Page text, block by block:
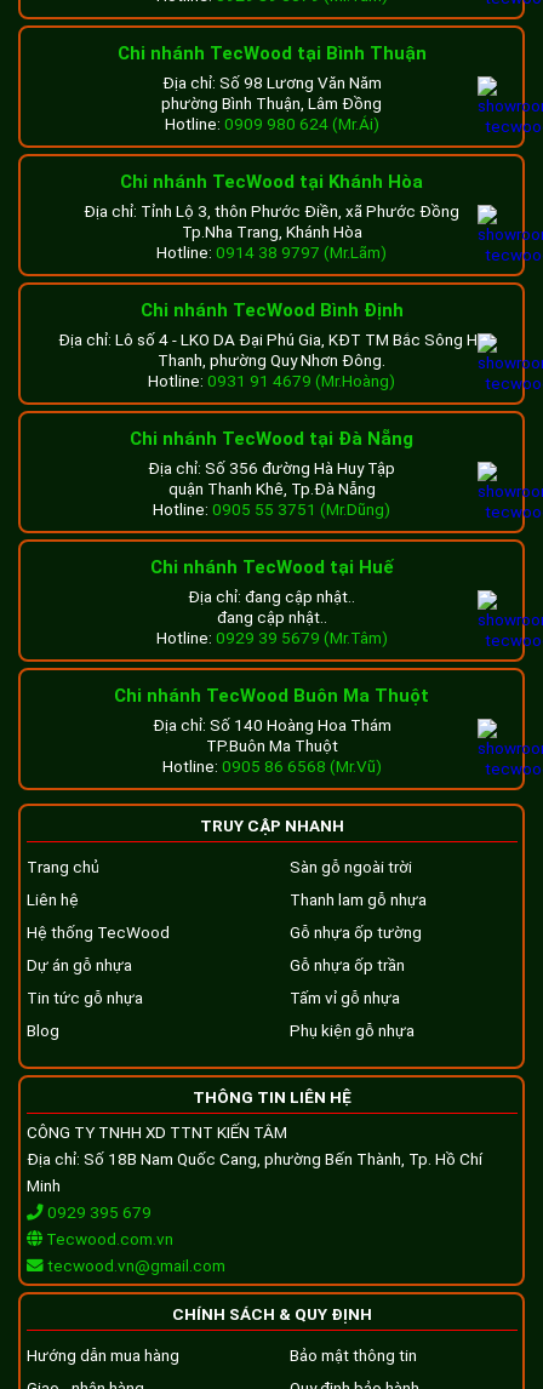
Sản phẩm gỗ nhựa TecWood sử dụng thi công lam che
nắng sân thượng tại dự án Cityland Park Hills Gò Vấp bao
Thanh lam gỗ nhựa mãTWR35
quy cách
35x100x3600mm
Trụ cột gỗ nhựa mãTWE150quy cách
150x150x36000mm
Các sản phẩm được lựa chọn đều có màu cedar (màu vàng
gỗ), gam màu sáng trên tông nền trắng của các căn biệt
thự góp phần gia tăng sự sang trọng và đẳng cấp. Chính
nhờ sở hữu vẻ đẹp tuyệt mỹ của kiến trúc châu âu tân cổ
điển pha lẫn hiện đại, nên dự án nhận được nhiều sự quan
tâm của khách hàng muốn tìm nơi an cư lý tưởng và thể
hiện vị thế thượng lưu của mình trong xã hội.
Một số hình ảnh thực tế của công trình sau
khi hoàn thiện
Dưới đây là một số hình ảnh thực tế thi công lam che nắng
sân thượng bằng gỗ nhựa TecWood tại dự án Cityland Park
Hills Gò Vấp:
Lam che nắng sân thượng màu Cedar rất phù hợp với kiến
trúc tân cổ điển của công trình
Hệ lam che nắng sân thượng vừa có tác dụng chắn nắng
Chi nhánh TecWood tại Bình Thuận
Địa chỉ: Số 98 Lương Văn Năm
phường Bình Thuận, Lâm Đồng
Hotline: 0909 980 624 (Mr.Ái)
Chi nhánh TecWood tại Khánh Hòa
Địa chỉ: Tỉnh Lộ 3, thôn Phước Điền, xã Phước Đồng
Tp.Nha Trang, Khánh Hòa
Hotline: 0914 38 9797 (Mr.Lãm)
Chi nhánh TecWood Bình Định
Địa chỉ: Lô số 4 - LKO DA Đại Phú Gia, KĐT TM Bắc Sông Hà
Thanh, phường Quy Nhơn Đông.
Hotline: 0931 91 4679 (Mr.Hoàng)
Chi nhánh TecWood tại Đà Nẵng
Địa chỉ: Số 356 đường Hà Huy Tập
quận Thanh Khê, Tp.Đà Nẵng
Hotline: 0905 55 3751 (Mr.Dũng)
Chi nhánh TecWood tại Huế
Địa chỉ: đang cập nhật..
đang cập nhật..
Hotline: 0929 39 5679 (Mr.Tâm)
Chi nhánh TecWood Buôn Ma Thuột
Địa chỉ: Số 140 Hoàng Hoa Thám
TP.Buôn Ma Thuột
Hotline: 0905 86 6568 (Mr.Vũ)
TRUY CẬP NHANH
Trang chủ
Liên hệ
Hệ thống TecWood
Dự án gỗ nhựa
Tin tức gỗ nhựa
Blog
Sàn gỗ ngoài trời
Thanh lam gỗ nhựa
Gỗ nhựa ốp tường
Gỗ nhựa ốp trần
Tấm vỉ gỗ nhựa
Phụ kiện gỗ nhựa
THÔNG TIN LIÊN HỆ
CÔNG TY TNHH XD TTNT KIẾN TÂM
Địa chỉ: Số 18B Nam Quốc Cang, phường Bến Thành, Tp. Hồ Chí
Minh
0929 395 679
Tecwood.com.vn
tecwood.vn@gmail.com
CHÍNH SÁCH & QUY ĐỊNH
Hướng dẫn mua hàng
Bảo mật thông tin